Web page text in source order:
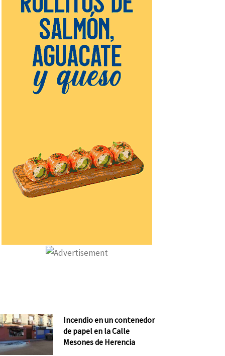
Incendio en un contenedor
de papel en la Calle
Mesones de Herencia